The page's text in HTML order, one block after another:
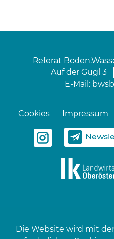
Referat
Auf der Gugl 3
E-Mail:
Cookies Impressum
Die Website wird mit